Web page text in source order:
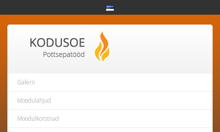
Galerii
Moodulahjud
Moodulkorstnad